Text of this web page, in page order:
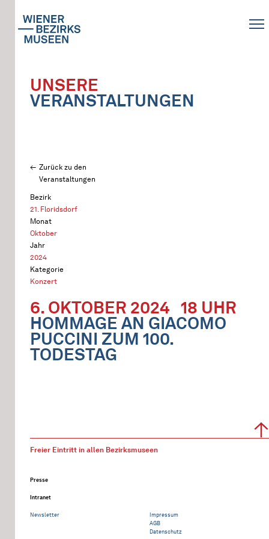
UNSERE
VERANSTALTUNGEN
Zurück zu den
Veranstaltungen
Bezirk
21. Floridsdorf
Monat
Oktober
Jahr
2024
Kategorie
Konzert
6. OKTOBER 2024 18 UHR
HOMMAGE AN GIACOMO
PUCCINI ZUM 100.
TODESTAG
Freier Eintritt in allen Bezirksmuseen
Presse
Intranet
Newsletter
Impressum
AGB
Datenschutz